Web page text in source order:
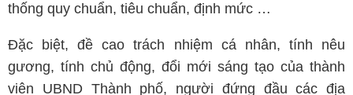
thống quy chuẩn, tiêu chuẩn, định mức …
Đặc biệt, đề cao trách nhiệm cá nhân, tính nêu
gương, tính chủ động, đổi mới sáng tạo của thành
viên UBND Thành phố, người đứng đầu các địa